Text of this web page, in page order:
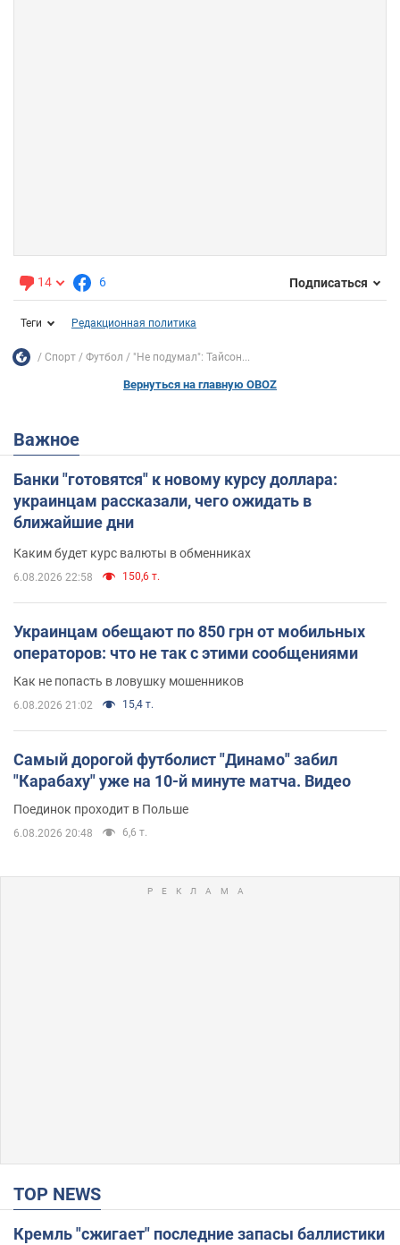
14 6 Подписаться
Теги Редакционная политика
Спорт Футбол "Не подумал": Тайсон...
Вернуться на главную OBOZ
Важное
Банки "готовятся" к новому курсу доллара:
украинцам рассказали, чего ожидать в
ближайшие дни
Каким будет курс валюты в обменниках
6.08.2026 22:58 150,6 т.
Украинцам обещают по 850 грн от мобильных
операторов: что не так с этими сообщениями
Как не попасть в ловушку мошенников
6.08.2026 21:02 15,4 т.
Самый дорогой футболист "Динамо" забил
"Карабаху" уже на 10-й минуте матча. Видео
Поединок проходит в Польше
6.08.2026 20:48 6,6 т.
TOP NEWS
Кремль "сжигает" последние запасы баллистики